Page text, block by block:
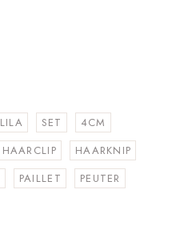
LILA SET
4CM
HAARCLIP
HAARKNIP
PAILLET
PEUTER